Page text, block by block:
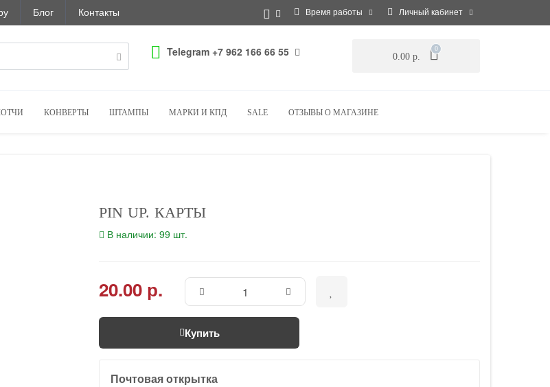
Блог Контакты Время работы Личный кабинет
Telegram +7 962 166 66 55 0.00 р.
0
КОНВЕРТЫ ШТАМПЫ МАРКИ И КПД SALE ОТЗЫВЫ О МАГАЗИНЕ
PIN UP. КАРТЫ
В наличии: 99 шт.
20.00 р.
Купить
Почтовая открытка